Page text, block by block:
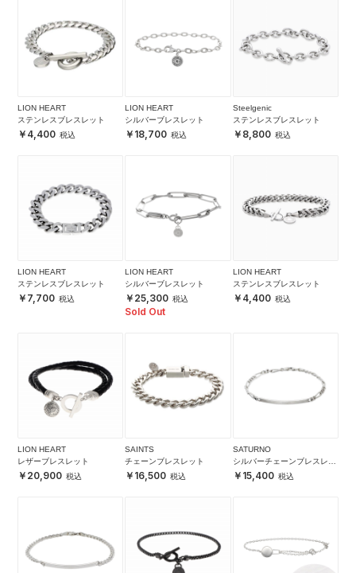
LION HEART
ステンレスブレスレット
4,400
LION HEART
シルバーブレスレット
18,700
Steelgenic
ステンレスブレスレット
8,800
LION HEART
ステンレスブレスレット
7,700
LION HEART
シルバーブレスレット
25,300
Sold Out
LION HEART
ステンレスブレスレット
4,400
LION HEART
レザーブレスレット
20,900
SAINTS
チェーンブレスレット
16,500
SATURNO
シルバーチェーンブレスレッ
ト 15,400